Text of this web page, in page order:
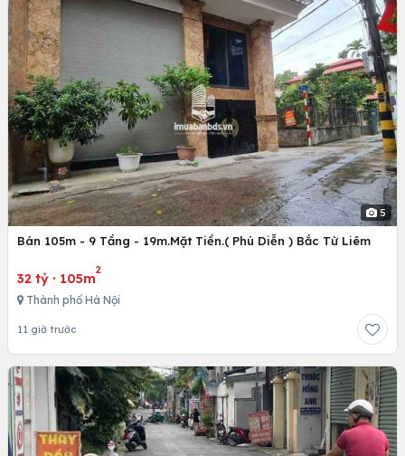
5
Bán 105m - 9 Tầng - 19m.Mặt Tiền.( Phú Diễn ) Bắc Từ Liêm
32 tỷ · 105m
2
Thành phố Hà Nội
11 giờ trước